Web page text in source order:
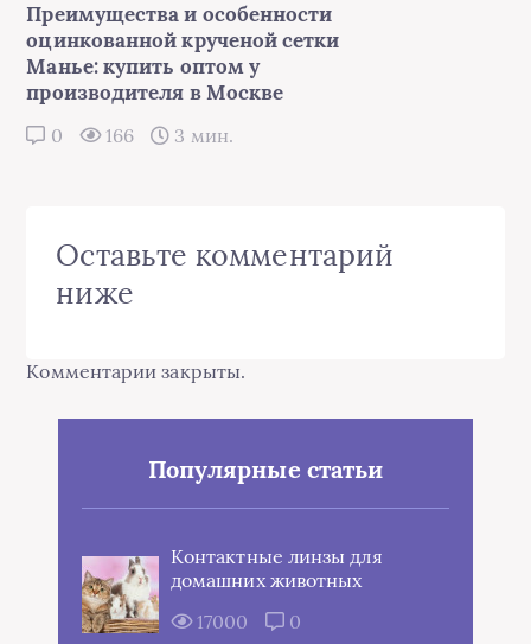
Преимущества и особенности
оцинкованной крученой сетки
Манье: купить оптом у
производителя в Москве
0 166 3 мин.
Оставьте комментарий
ниже
Комментарии закрыты.
Популярные статьи
Контактные линзы для
домашних животных
17000
0